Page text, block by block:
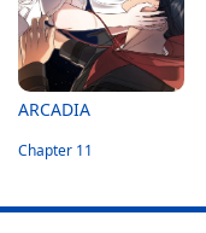
ARCADIA
Chapter 11